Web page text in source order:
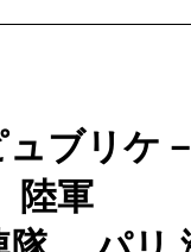
ブリケ
陸軍